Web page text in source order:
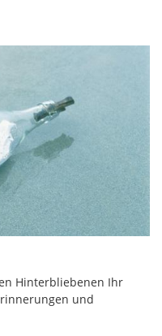
Hinterbliebenen Ihr
und